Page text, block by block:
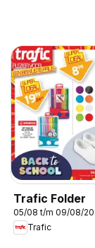
Trafic Folder
05/08 t/m 09/08/
Trafic